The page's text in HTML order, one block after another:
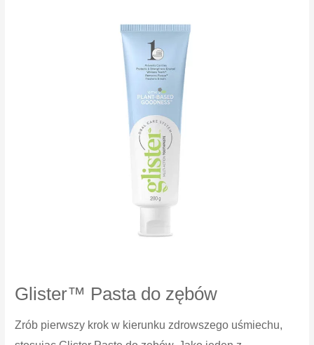
Glister™ Pasta do zębów
Zrób pierwszy krok w kierunku zdrowszego uśmiechu,